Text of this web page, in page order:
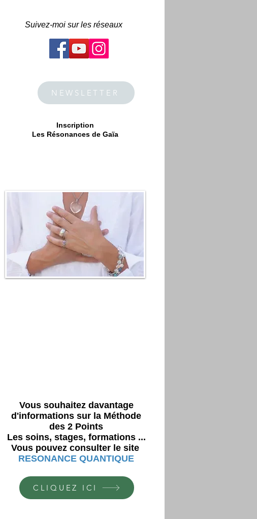
Suivez-moi sur les réseaux
NEWSLETTER
Inscription
Les Résonances de Gaïa
Vous souhaitez davantage
d'informations sur la Méthode
des 2 Points
Les soins, stages, formations ...
Vous pouvez consulter le site
RESONANCE QUANTIQUE
CLIQUEZ ICI